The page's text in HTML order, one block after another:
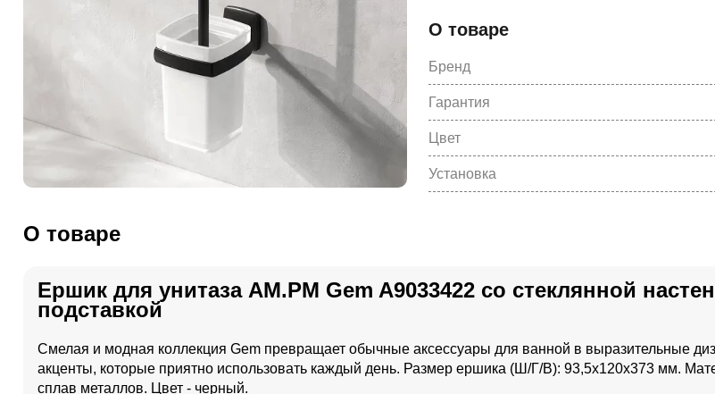
О товаре
Бренд
Гарантия
Цвет
Установка
О товаре
Ершик для унитаза AM.PM Gem A9033422 со стеклянной
подставкой
Смелая и модная коллекция Gem превращает обычные аксессуары для ванной в выразительные
акценты, которые приятно использовать каждый день. Размер ершика (Ш/Г/В): 93,5x120x373 мм.
сплав металлов. Цвет - черный.